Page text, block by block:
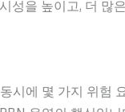
성을 높이고, 더 많
시에 몇 가지 위험